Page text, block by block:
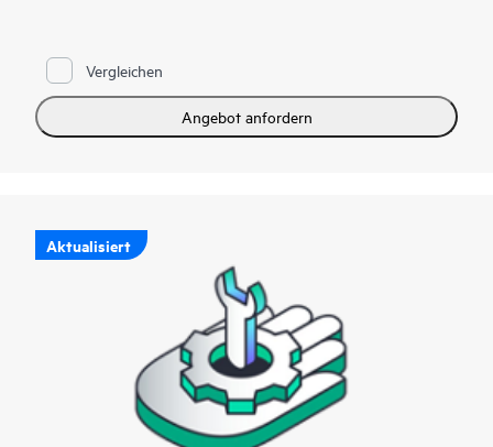
Vergleichen
Angebot anfordern
Aktualisiert